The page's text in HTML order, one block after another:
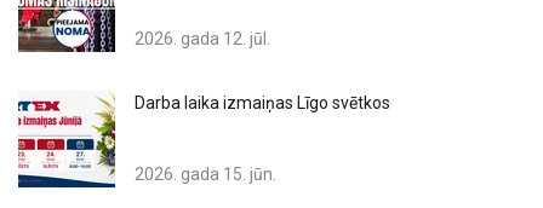
2026. gada 12. jūl.
Darba laika izmaiņas Līgo svētkos
2026. gada 15. jūn.